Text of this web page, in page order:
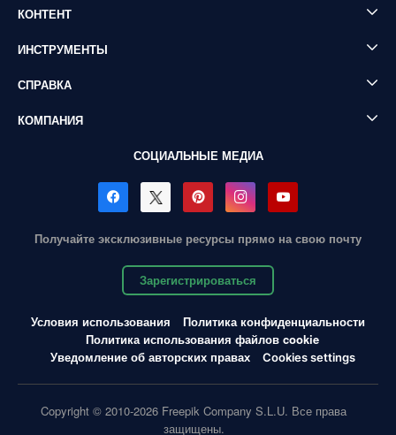
КОНТЕНТ
ИНСТРУМЕНТЫ
СПРАВКА
КОМПАНИЯ
СОЦИАЛЬНЫЕ МЕДИА
Получайте эксклюзивные ресурсы прямо на свою почту
Зарегистрироваться
Условия использования
Политика конфиденциальности
Политика использования файлов cookie
Уведомление об авторских правах
Cookies settings
Copyright © 2010-2026 Freepik Company S.L.U. Все права
защищены.